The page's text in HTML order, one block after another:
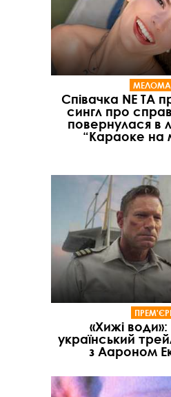
Співачка NE TA
сингл про
повернулася в
“Караоке на
«Хижі
український
з Аароном